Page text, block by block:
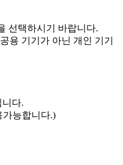
선택하시기 바랍니다.
용 기기가 아닌 개인 기기
다.
가능합니다.)